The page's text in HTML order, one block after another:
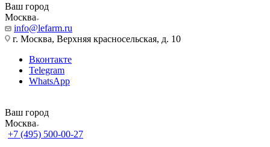
Ваш город
Москва
info@lefarm.ru
г. Москва, Верхняя красносельская, д. 10
Вконтакте
Telegram
WhatsApp
Ваш город
Москва
+7 (495) 500-00-27